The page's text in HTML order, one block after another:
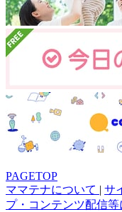
PAGETOP
ママテナについて | サ
プ・コンテンツ配信